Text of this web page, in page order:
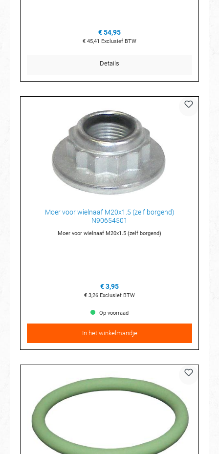
€ 54,95
€ 45,41 Exclusief BTW
Details
Moer voor wielnaaf M20x1.5 (zelf borgend)
N90654501
Moer voor wielnaaf M20x1.5 (zelf borgend)
€ 3,95
€ 3,26 Exclusief BTW
Op voorraad
In het winkelmandje